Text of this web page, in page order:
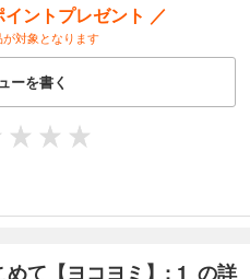
復をこめて【ヨコヨミ】: 14
ントプレゼント ／
対象となります
ーを書く
めて【ヨコヨミ】: 1 の詳